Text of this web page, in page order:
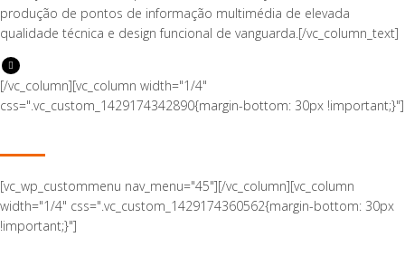
produção de pontos de informação multimédia de elevada
qualidade técnica e design funcional de vanguarda.[/vc_column_text]
[/vc_column][vc_column width="1/4"
css=".vc_custom_1429174342890{margin-bottom: 30px !important;}"]
[vc_wp_custommenu nav_menu="45"][/vc_column][vc_column
width="1/4" css=".vc_custom_1429174360562{margin-bottom: 30px
!important;}"]